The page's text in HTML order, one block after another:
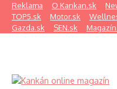
Preskočiť na obsah
Reklama O Kankan.sk
TOP5.sk
Motor.sk
Gazda.sk
SEN.sk